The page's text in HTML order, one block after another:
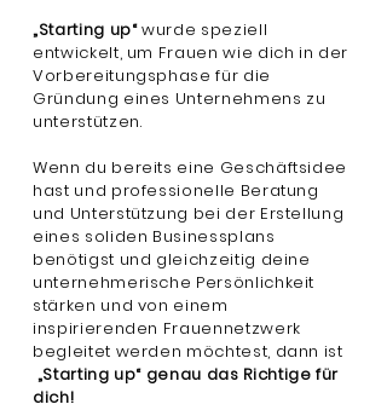
„Starting up“wurde speziell
entwickelt, um Frauen wie dich in der
Vorbereitungsphase für die
Gründung eines Unternehmens zu
unterstützen.
Wenn du bereits eine Geschäftsidee
hast und professionelle Beratung
und Unterstützung bei der Erstellung
eines soliden Businessplans
benötigst und gleichzeitig deine
unternehmerische Persönlichkeit
stärken und von einem
inspirierenden Frauennetzwerk
begleitet werden möchtest, dann ist
„Starting up“ genau das Richtige für
dich!